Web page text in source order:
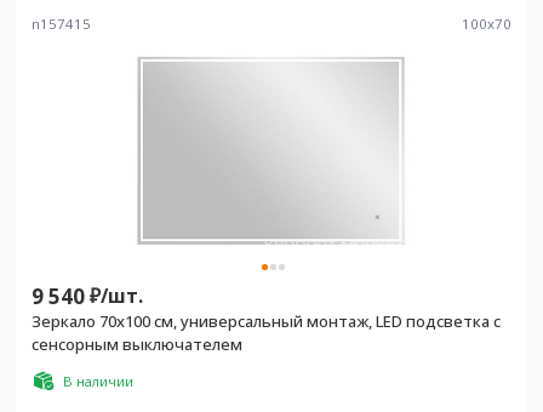
n157415 100x70
9 540₽/шт.
Зеркало 70х100 см, универсальный монтаж, LED подсветка с
сенсорным выключателем
В наличии